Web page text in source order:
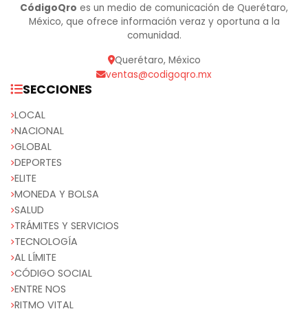
CódigoQro es un medio de comunicación de Querétaro,
México, que ofrece información veraz y oportuna a la
comunidad.
Querétaro, México
ventas@codigoqro.mx
SECCIONES
LOCAL
NACIONAL
GLOBAL
DEPORTES
ELITE
MONEDA Y BOLSA
SALUD
TRÁMITES Y SERVICIOS
TECNOLOGÍA
AL LÍMITE
CÓDIGO SOCIAL
ENTRE NOS
RITMO VITAL